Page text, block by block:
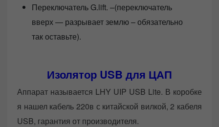
Переключатель G.lift. –(переключатель
вверх — разрывает землю – обязательно
так оставьте).
Изолятор USB для ЦАП
Аппарат называется LHY UIP USB Lite. В коробке
я нашел кабель 220в с китайской вилкой, 2 кабеля
USB, гарантия от производителя.